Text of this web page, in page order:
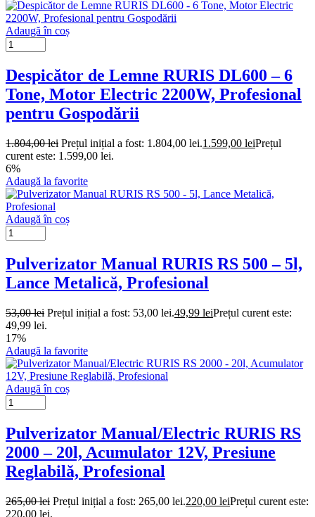
Adaugă în coș
Despicător de Lemne RURIS DL600 – 6
Tone, Motor Electric 2200W, Profesional
pentru Gospodării
1.804,00lei Prețul inițial a fost: 1.804,00 lei.1.599,00 leiPrețul
curent este: 1.599,00 lei.
6%
Adaugă la favorite
Adaugă în coș
Pulverizator Manual RURIS RS 500 – 5l,
Lance Metalică, Profesional
53,00lei Prețul inițial a fost: 53,00 lei.49,99 leiPrețul curent este:
49,99 lei.
17%
Adaugă la favorite
Adaugă în coș
Pulverizator Manual/Electric RURIS RS
2000 – 20l, Acumulator 12V, Presiune
Reglabilă, Profesional
265,00lei Prețul inițial a fost: 265,00 lei.220,00 leiPrețul curent este:
220,00 lei.